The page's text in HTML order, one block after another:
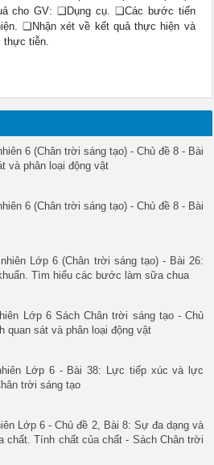
cho GV: ❑Dụng cụ. ❑Các bước tiến
❑Nhận xét về kết quả thực hiện và
thực tiễn.
6 (Chân trời sáng tạo) - Chủ đề 8 - Bài
và phân loại động vật
6 (Chân trời sáng tạo) - Chủ đề 8 - Bài
Lớp 6 (Chân trời sáng tạo) - Bài 26:
Tìm hiểu các bước làm sữa chua
Lớp 6 Sách Chân trời sáng tạo - Chủ
quan sát và phân loại động vật
Lớp 6 - Bài 38: Lực tiếp xúc và lực
trời sáng tạo
Lớp 6 - Chủ đề 2, Bài 8: Sự đa dạng và
chất. Tính chất của chất - Sách Chân trời